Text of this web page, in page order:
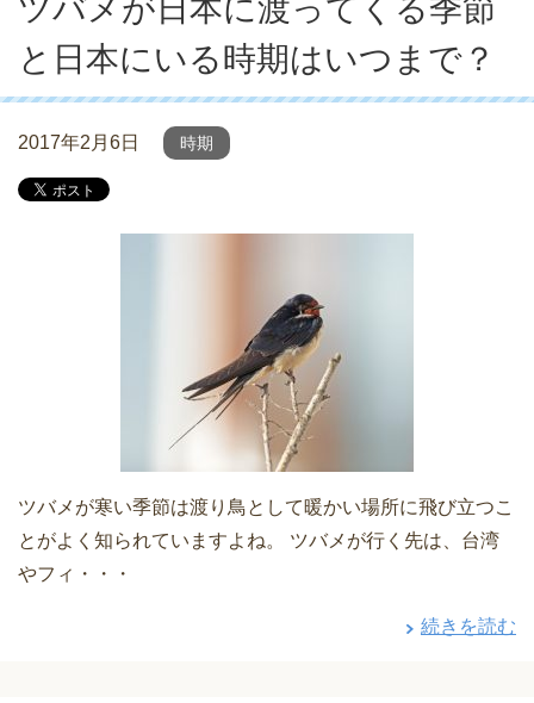
ツバメが日本に渡ってくる季節
と日本にいる時期はいつまで？
2017年2月6日 時期
ツバメが寒い季節は渡り鳥として暖かい場所に飛び立つこ
とがよく知られていますよね。 ツバメが行く先は、台湾
やフィ・・・
続きを読む